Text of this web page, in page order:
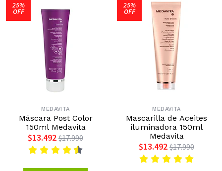
25%
OFF
MEDAVITA
Máscara Post Color
150ml Medavita
$13.492 $17.990
25%
OFF
MEDAVITA
Mascarilla de Aceites
iluminadora 150ml
Medavita
$13.492 $17.990